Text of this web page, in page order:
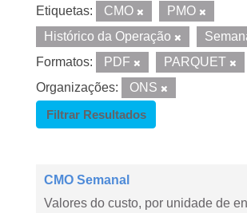
Etiquetas: CMO
PMO
Histórico da Operação
Formatos:
PDF
PARQUET
Organizações:
ONS
Filtrar Resultados
CMO Semanal
Valores do custo, por unidade de